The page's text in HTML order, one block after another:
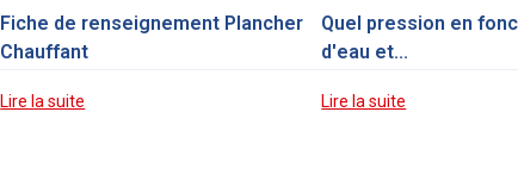
Fiche de renseignement Plancher
Chauffant
Lire la suite
Quel pression en
d'eau et...
Lire la suite